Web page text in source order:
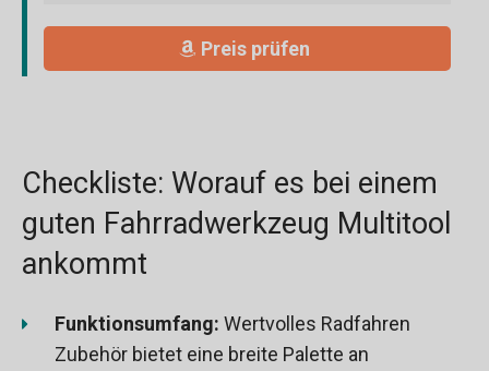
Preis prüfen
Checkliste: Worauf es bei einem
guten Fahrradwerkzeug Multitool
ankommt
Funktionsumfang: Wertvolles Radfahren
Zubehör bietet eine breite Palette an